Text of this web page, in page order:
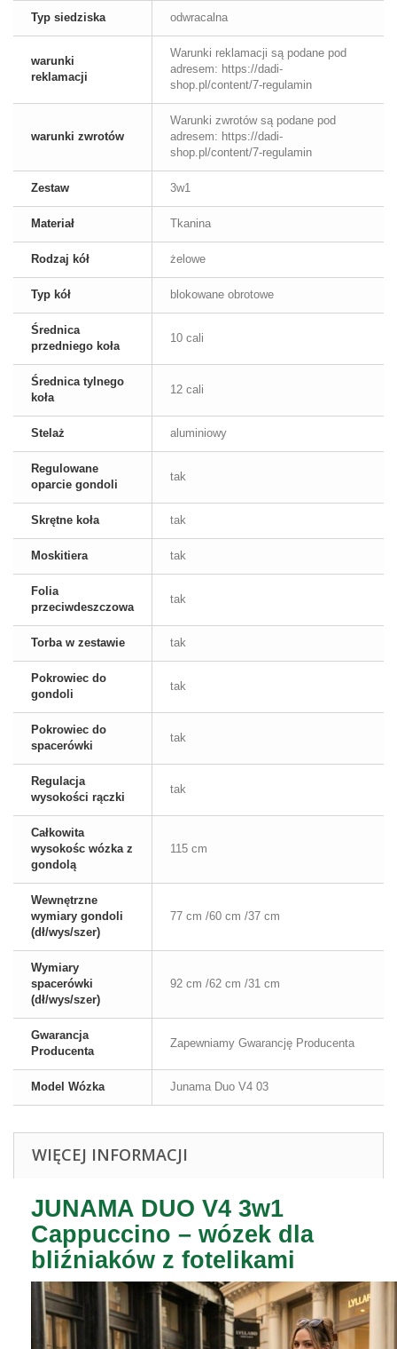
Typ siedziska odwracalna
warunki
reklamacji
Warunki reklamacji są podane pod
adresem: https://dadi-
shop.pl/content/7-regulamin
warunki zwrotów
Warunki zwrotów są podane pod
adresem: https://dadi-
shop.pl/content/7-regulamin
Zestaw 3w1
Materiał Tkanina
Rodzaj kół żelowe
Typ kół blokowane obrotowe
Średnica
przedniego koła
10 cali
Średnica tylnego
koła
12 cali
Stelaż aluminiowy
Regulowane
oparcie gondoli
tak
Skrętne koła tak
Moskitiera tak
Folia
przeciwdeszczowa
tak
Torba w zestawie tak
Pokrowiec do
gondoli
tak
Pokrowiec do
spacerówki
tak
Regulacja
wysokości rączki
tak
Całkowita
wysokośc wózka z
gondolą
115 cm
Wewnętrzne
wymiary gondoli
(dł/wys/szer)
77 cm /60 cm /37 cm
Wymiary
spacerówki
(dł/wys/szer)
92 cm /62 cm /31 cm
Gwarancja
Producenta
Zapewniamy Gwarancję Producenta
Model Wózka Junama Duo V4 03
WIĘCEJ INFORMACJI
JUNAMA DUO V4 3w1
Cappuccino – wózek dla
bliźniaków z fotelikami